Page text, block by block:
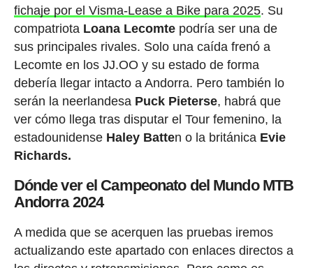
fichaje por el Visma-Lease a Bike para 2025. Su
compatriota Loana Lecomtepodría ser una de
sus principales rivales. Solo una caída frenó a
Lecomte en los JJ.OO y su estado de forma
debería llegar intacto a Andorra. Pero también lo
serán la neerlandesa Puck Pieterse, habrá que
ver cómo llega tras disputar el Tour femenino, la
estadounidense Haley Batten o la británica Evie
Richards.
Dónde ver el Campeonato del Mundo MTB
Andorra 2024
A medida que se acerquen las pruebas iremos
actualizando este apartado con enlaces directos a